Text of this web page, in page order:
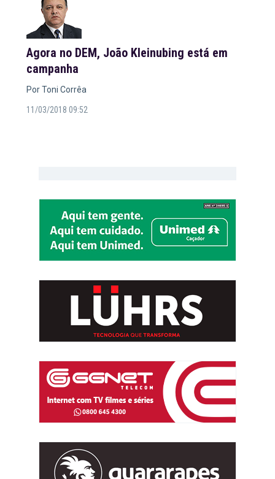
Agora no DEM, João Kleinubing está em
campanha
Por Toni Corrêa
11/03/2018 09:52